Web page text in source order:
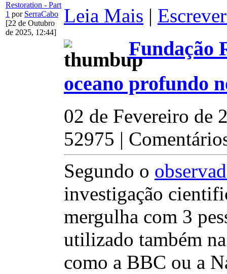
Restoration - Part
1 por SerraCabo
[22 de Outubro
de 2025, 12:44]
Leia Mais |
Fundação
oceano profundo
02 de Fevereiro de
52975 |
Segundo o
investigação
mergulha com 3
utilizado também
como a BBC ou a